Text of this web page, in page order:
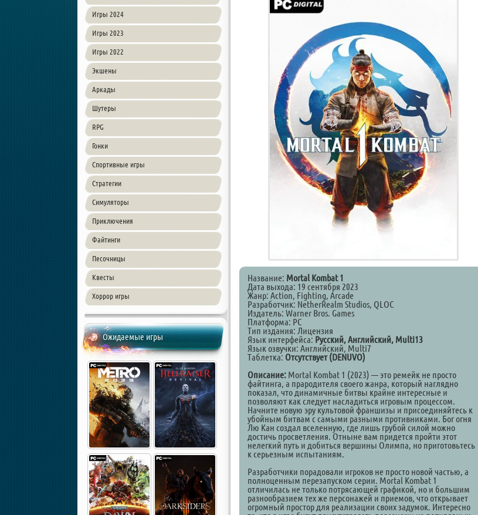
Игры 2024
Игры 2023
Игры 2022
Экшены
Аркады
Шутеры
RPG
Гонки
Спортивные игры
Стратегии
Симуляторы
Приключения
Файтинги
Песочницы
Квесты
Хоррор игры
Ожидаемые игры
Название: Mortal Kombat 1
Дата выхода: 19 сентября 2023
Жанр: Action, Fighting, Arcade
Разработчик: NetherRealm Studios, QLOC
Издатель: Warner Bros. Games
Платформа: PC
Тип издания: Лицензия
Язык интерфейса: Русский, Английский, Multi13
Язык озвучки: Английский, Multi7
Таблетка: Отсутствует (DENUVO)
Описание: Mortal Kombat 1 (2023) — это ремейк не просто
файтинга, а прародителя своего жанра, который наглядно
показал, что динамичные битвы крайне интересные и
позволяют как следует насладиться игровым процессом.
Начните новую эру культовой франшизы и присоединяйтесь к
убойным битвам с самыми разными противниками. Бог огня
Лю Кан создал вселенную, где лишь грубой силой можно
достичь просветления. Отныне вам придется пройти этот
нелегкий путь и добиться вершины Олимпа, но приготовьтесь
к серьезным испытаниям.
Разработчики порадовали игроков не просто новой частью, а
полноценным перезапуском серии. Mortal Kombat 1
отличилась не только потрясающей графикой, но и большим
разнообразием тех же персонажей и приемов, что открывает
огромный простор для реализации своих задумок. Интересно